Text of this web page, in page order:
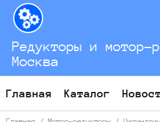
Перейти
содержимому
Редукторы и мотор-
Москва
Главная Каталог